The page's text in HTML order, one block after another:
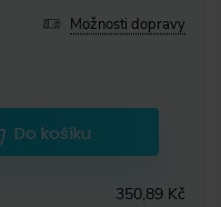
Možnosti dopravy
Do košíku
350,89 Kč